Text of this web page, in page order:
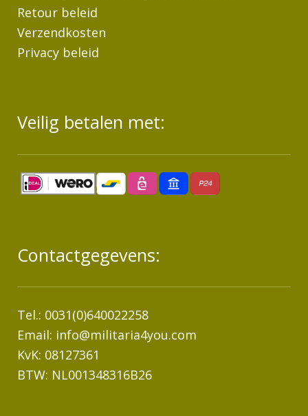
Retour beleid
Verzendkosten
Privacy beleid
Veilig betalen met:
Contactgegevens:
Tel.: 0031(0)640022258
Email: info@militaria4you.com
KvK: 08127361
BTW: NL001348316B26